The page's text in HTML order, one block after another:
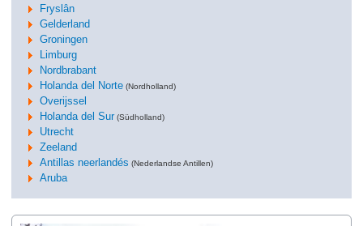
otro país
Fryslân
Gelderland
Groningen
Limburg
Nordbrabant
Holanda del Norte (Nordholland)
Overijssel
Holanda del Sur (Südholland)
Utrecht
Zeeland
Antillas neerlandés (Nederlandse Antillen)
Aruba